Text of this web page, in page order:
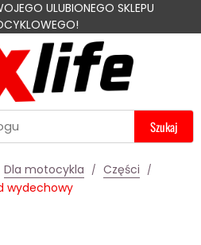
ULUBIONEGO SKLEPU
Szukaj
Dla motocykla
Części
wydechowy